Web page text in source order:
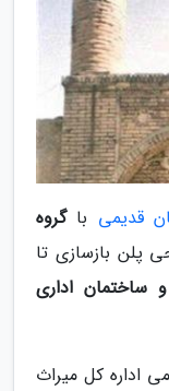
قدیمی باگروه
پلن بازسازی تا
و ساختمان اداری
اداره کل میراث